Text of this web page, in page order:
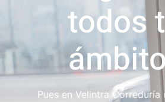
todos
Pues en Velintra Correduría